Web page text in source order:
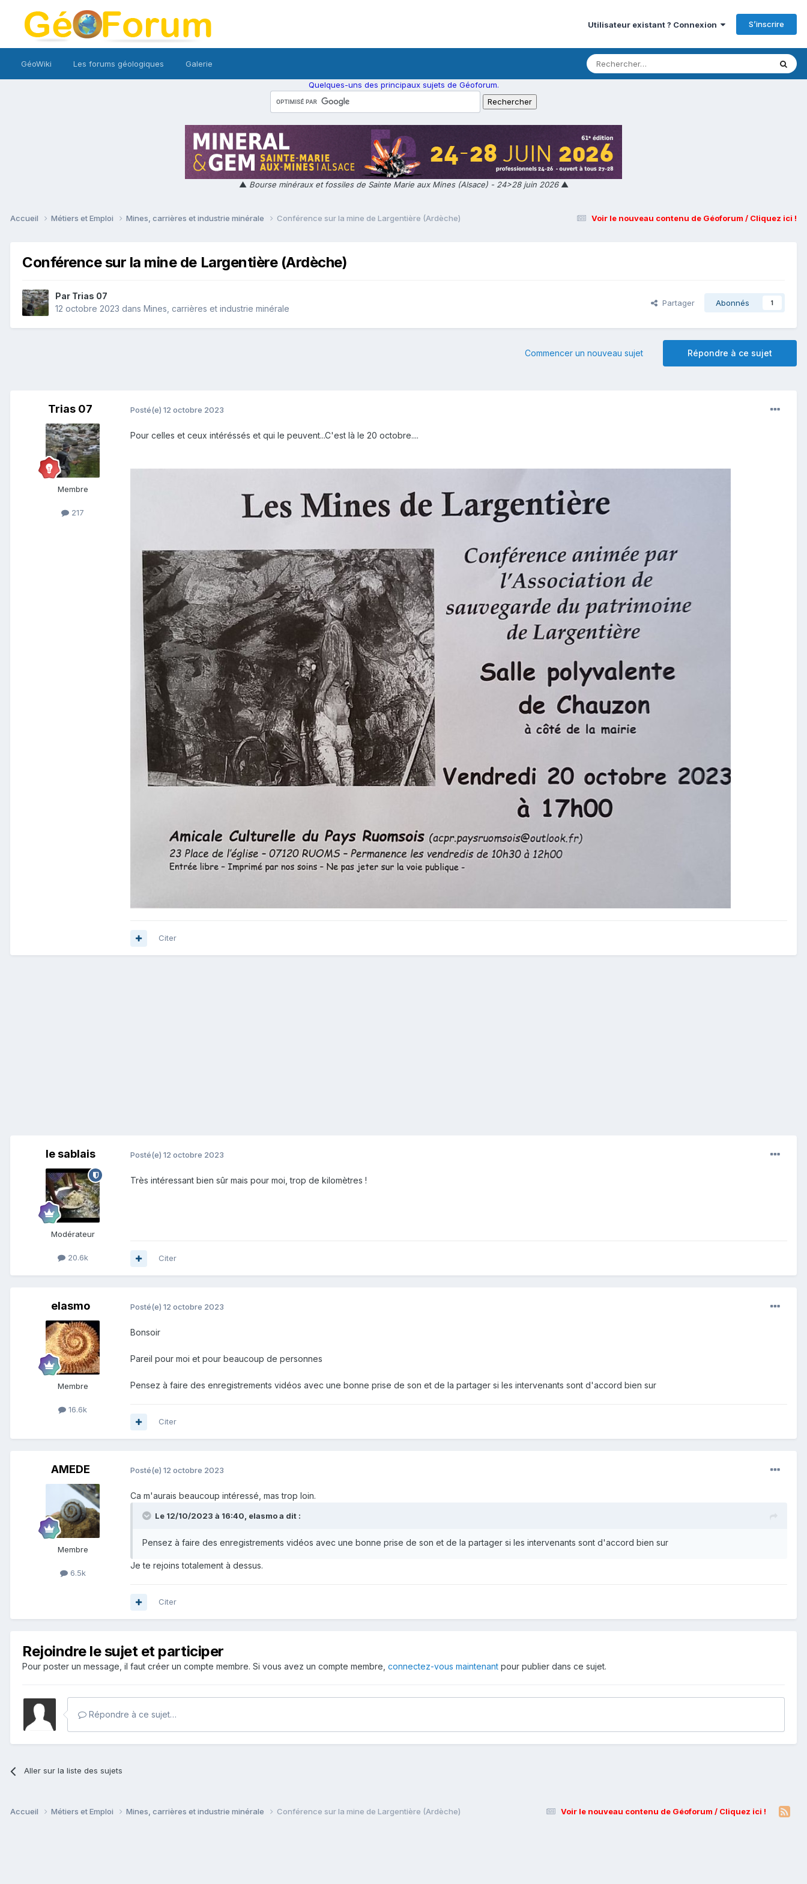
Utilisateur existant ? Connexion S’inscrire
GéoWiki Les forums géologiques Galerie
Quelques-uns des principaux sujets de Géoforum.
▲ Bourse minéraux et fossiles de Sainte Marie aux Mines (Alsace) - 24>28 juin 2026▲
Voir le nouveau contenu de Géoforum / Cliquez ici !
Accueil Métiers et Emploi Mines, carrières et industrie minérale Conférence sur la mine de Largentière (Ardèche)
Conférence sur la mine de Largentière (Ardèche)
Par Trias 07
12 octobre 2023 dans Mines, carrières et industrie minérale
Partager Abonnés 1
Répondre à ce sujet
Commencer un nouveau sujet
Trias 07
Membre
217
Posté(e) 12 octobre 2023
Pour celles et ceux intéréssés et qui le peuvent...C'est là le 20 octobre....
Citer
le sablais
Modérateur
20.6k
Posté(e) 12 octobre 2023
Très intéressant bien sûr mais pour moi, trop de kilomètres !
Citer
elasmo
Membre
16.6k
Posté(e) 12 octobre 2023
Bonsoir
Pareil pour moi et pour beaucoup de personnes
Pensez à faire des enregistrements vidéos avec une bonne prise de son et de la partager si les intervenants sont d'accord bien sur
Citer
AMEDE
Membre
6.5k
Posté(e) 12 octobre 2023
Ca m'aurais beaucoup intéressé, mas trop loin.
Le 12/10/2023 à 16:40, elasmoa dit :
Pensez à faire des enregistrements vidéos avec une bonne prise de son et de la partager si les intervenants sont d'accord bien sur
Je te rejoins totalement à dessus.
Citer
Rejoindre le sujet et participer
Pour poster un message, il faut créer un compte membre. Si vous avez un compte membre, connectez-vous maintenant pour publier dans ce sujet.
Répondre à ce sujet…
Aller sur la liste des sujets
Voir le nouveau contenu de Géoforum / Cliquez ici !
Accueil Métiers et Emploi Mines, carrières et industrie minérale Conférence sur la mine de Largentière (Ardèche)